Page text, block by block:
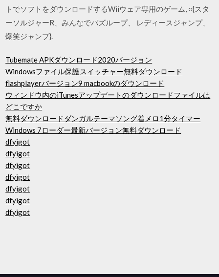
トでソフトをダウンロードするWiiウェア専用のゲーム, ○{スタ
ーソルジャーR、みんなでパズループ、 レディースジャンプ、
爆笑ジャンプ}.
Tubemate APKダウンロード2020バージョン
Windowsファイル保護スイッチャー無料ダウンロード
flashplayerバージョン9 macbookのダウンロード
ウィンドウ内のiTunesアップデートのダウンロードファイルは
どこですか
無料ダウンロードダンガルテーマソング着メロ1分タイマー
Windows 7ローダー最新バージョン無料ダウンロード
dfyigot
dfyigot
dfyigot
dfyigot
dfyigot
dfyigot
dfyigot